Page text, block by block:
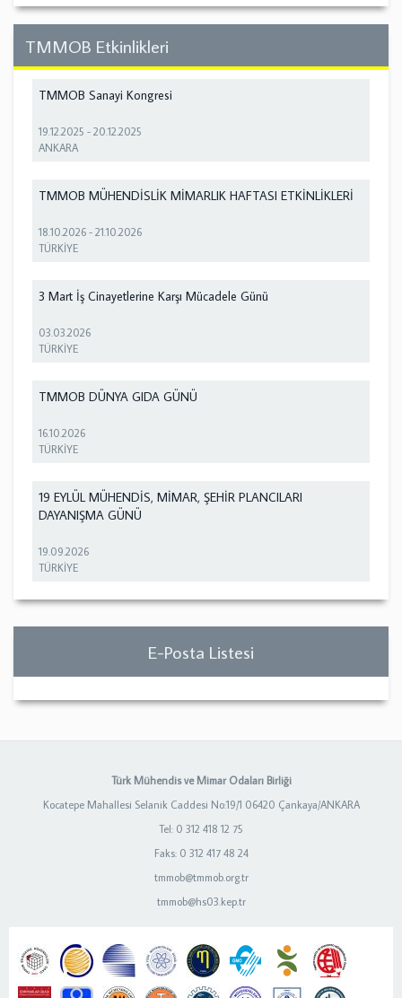
TMMOB Etkinlikleri
TMMOB Sanayi Kongresi
19.12.2025 -20.12.2025
ANKARA
TMMOB MÜHENDİSLİK MİMARLIK HAFTASI ETKİNLİKLERİ
18.10.2026 -21.10.2026
TÜRKİYE
3 Mart İş Cinayetlerine Karşı Mücadele Günü
03.03.2026
TÜRKİYE
TMMOB DÜNYA GIDA GÜNÜ
16.10.2026
TÜRKİYE
19 EYLÜL MÜHENDİS, MİMAR, ŞEHİR PLANCILARI
DAYANIŞMA GÜNÜ
19.09.2026
TÜRKİYE
E-Posta Listesi
Türk Mühendis ve Mimar Odaları Birliği
Kocatepe Mahallesi Selanik Caddesi No:19/1 06420 Çankaya/ANKARA
Tel: 0 312 418 12 75
Faks: 0 312 417 48 24
tmmob@tmmob.org.tr
tmmob@hs03.kep.tr